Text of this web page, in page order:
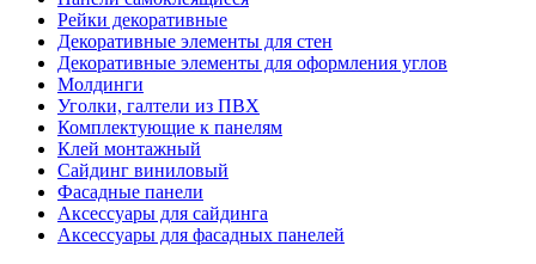
Рейки декоративные
Декоративные элементы для стен
Декоративные элементы для оформления углов
Молдинги
Уголки, галтели из ПВХ
Комплектующие к панелям
Клей монтажный
Сайдинг виниловый
Фасадные панели
Аксессуары для сайдинга
Аксессуары для фасадных панелей